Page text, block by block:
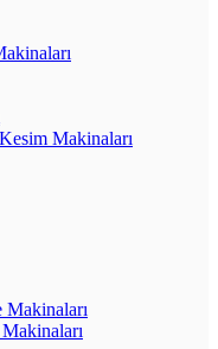
Makinaları
Makinaları